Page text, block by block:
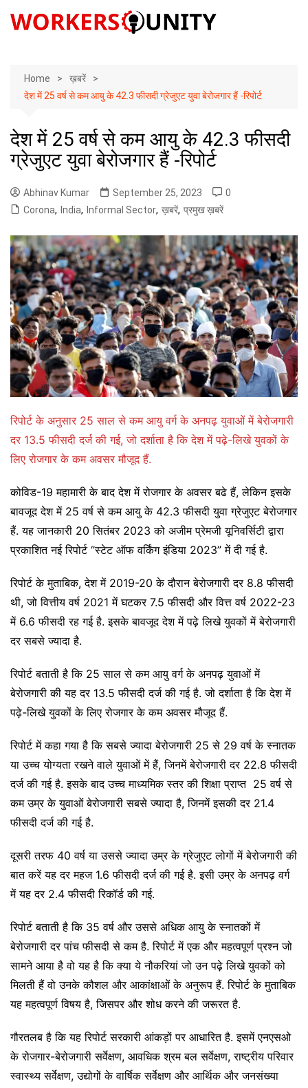
Home
ख़बरें
देश में 25 वर्ष से कम आयु के 42.3 फीसदी ग्रेजुएट युवा बेरोजगार हैं -रिपोर्ट
देश में 25 वर्ष से कम आयु के 42.3 फीसदी
ग्रेजुएट युवा बेरोजगार हैं -रिपोर्ट
Abhinav Kumar September 25, 2023
0
Corona, India, Informal Sector, ख़बरें, प्रमुख ख़बरें
रिपोर्ट के अनुसार 25 साल से कम आयु वर्ग के अनपढ़ युवाओं में बेरोजगारी
दर 13.5 फीसदी दर्ज की गई, जो दर्शाता है कि देश में पढ़े-लिखे युवकों के
लिए रोजगार के कम अवसर मौजूद हैं.
कोविड-19 महामारी के बाद देश में रोजगार के अवसर बढे हैं, लेकिन इसके
बावजूद देश में 25 वर्ष से कम आयु के 42.3 फीसदी युवा ग्रेजुएट बेरोजगार
हैं. यह जानकारी 20 सितंबर 2023 को अजीम प्रेमजी यूनिवर्सिटी द्वारा
प्रकाशित नई रिपोर्ट “स्टेट ऑफ वर्किंग इंडिया 2023” में दी गई है.
रिपोर्ट के मुताबिक, देश में 2019-20 के दौरान बेरोजगारी दर 8.8 फीसदी
थी, जो वित्तीय वर्ष 2021 में घटकर 7.5 फीसदी और वित्त वर्ष 2022-23
में 6.6 फीसदी रह गई है. इसके बावजूद देश में पढ़े लिखे युवकों में बेरोजगारी
दर सबसे ज्यादा है.
रिपोर्ट बताती है कि 25 साल से कम आयु वर्ग के अनपढ़ युवाओं में
बेरोजगारी की यह दर 13.5 फीसदी दर्ज की गई है. जो दर्शाता है कि देश में
पढ़े-लिखे युवकों के लिए रोजगार के कम अवसर मौजूद हैं.
रिपोर्ट में कहा गया है कि सबसे ज्यादा बेरोजगारी 25 से 29 वर्ष के स्नातक
या उच्च योग्यता रखने वाले युवाओं में हैं, जिनमें बेरोजगारी दर 22.8 फीसदी
दर्ज की गई है. इसके बाद उच्च माध्यमिक स्तर की शिक्षा प्राप्त 25 वर्ष से
कम उम्र के युवाओं बेरोजगारी सबसे ज्यादा है, जिनमें इसकी दर 21.4
फीसदी दर्ज की गई है.
दूसरी तरफ 40 वर्ष या उससे ज्यादा उम्र के ग्रेजुएट लोगों में बेरोजगारी की
बात करें यह दर महज 1.6 फीसदी दर्ज की गई है. इसी उम्र के अनपढ़ वर्ग
में यह दर 2.4 फीसदी रिकॉर्ड की गई.
रिपोर्ट बताती है कि 35 वर्ष और उससे अधिक आयु के स्नातकों में
बेरोजगारी दर पांच फीसदी से कम है. रिपोर्ट में एक और महत्वपूर्ण प्रश्न जो
सामने आया है वो यह है कि क्या ये नौकरियां जो उन पढ़े लिखे युवकों को
मिलती हैं वो उनके कौशल और आकांक्षाओं के अनुरूप हैं. रिपोर्ट के मुताबिक
यह महत्वपूर्ण विषय है, जिसपर और शोध करने की जरूरत है.
गौरतलब है कि यह रिपोर्ट सरकारी आंकड़ों पर आधारित है. इसमें एनएसओ
के रोजगार-बेरोजगारी सर्वेक्षण, आवधिक श्रम बल सर्वेक्षण, राष्ट्रीय परिवार
स्वास्थ्य सर्वेक्षण, उद्योगों के वार्षिक सर्वेक्षण और आर्थिक और जनसंख्या